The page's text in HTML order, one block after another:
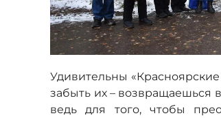
Удивительны
забыть их – возвращаешься
ведь для того, чтобы